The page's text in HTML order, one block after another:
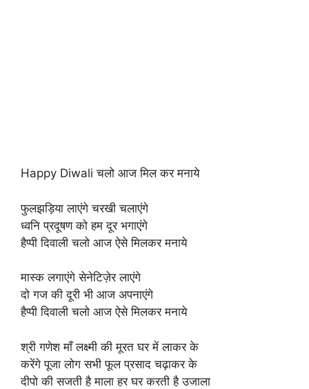
Happy Diwali चलो आज मिल कर मनाये
फुलझड़िया लाएंगे चरखी चलाएंगे
ध्वनि प्रदूषण को हम दूर भगाएंगे
हैप्पी दिवाली चलो आज ऐसे मिलकर मनाये
मास्क लगाएंगे सेनेटिज़ेर लाएंगे
दो गज की दूरी भी आज अपनाएंगे
हैप्पी दिवाली चलो आज ऐसे मिलकर मनाये
श्री गणेश माँ लक्ष्मी की मूरत घर में लाकर के
करेंगे पूजा लोग सभी फूल प्रसाद चढ़ाकर के
दीपो की सजती है माला हर घर करती है उजाला